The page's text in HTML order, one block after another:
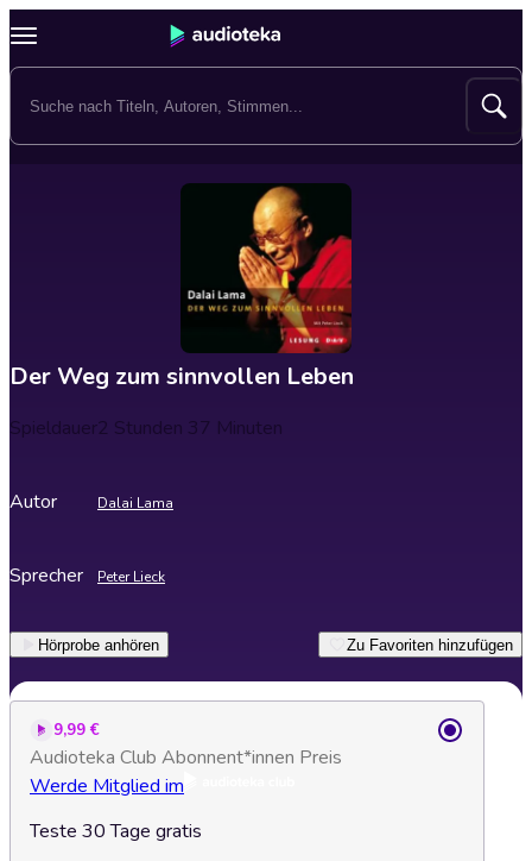
Der Weg zum sinnvollen Leben
Spieldauer2 Stunden 37 Minuten
Autor Dalai Lama
Sprecher Peter Lieck
Hörprobe anhören Zu Favoriten hinzufügen
9,99 €
Audioteka Club Abonnent*innen Preis
Werde Mitglied im
Teste 30 Tage gratis